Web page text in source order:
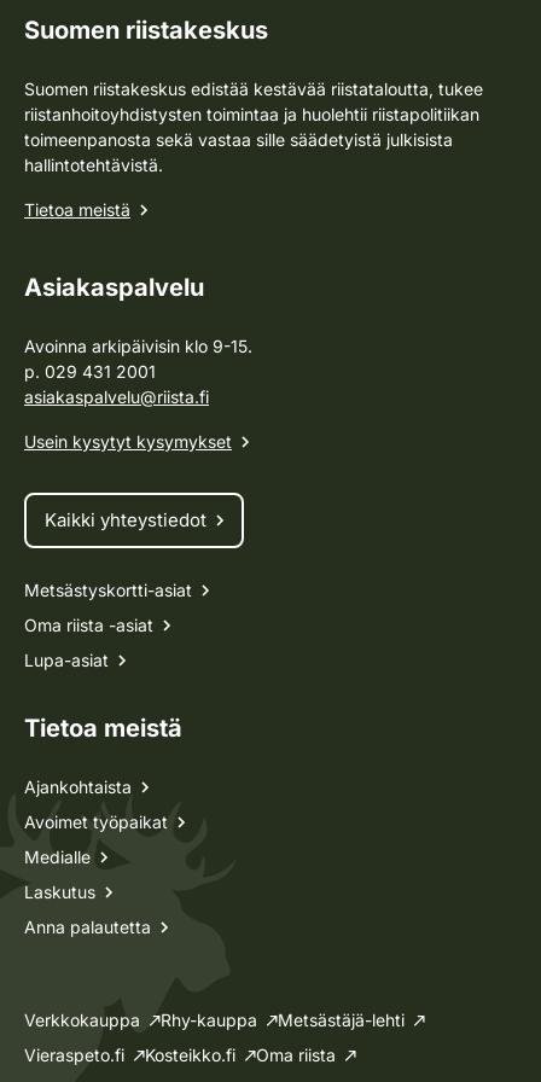
Suomen riistakeskus
Suomen riistakeskus edistää kestävää riistataloutta, tukee
riistanhoitoyhdistysten toimintaa ja huolehtii riistapolitiikan
toimeenpanosta sekä vastaa sille säädetyistä julkisista
hallintotehtävistä.
Tietoa meistä
Asiakaspalvelu
Avoinna arkipäivisin klo 9-15.
p. 029 431 2001
asiakaspalvelu@riista.fi
Usein kysytyt kysymykset
Kaikki yhteystiedot
Metsästyskortti-asiat
Oma riista -asiat
Lupa-asiat
Tietoa meistä
Ajankohtaista
Avoimet työpaikat
Medialle
Laskutus
Anna palautetta
Verkkokauppa Rhy-kauppa
Metsästäjä-lehti
Vieraspeto.fi
Kosteikko.fi Oma riista